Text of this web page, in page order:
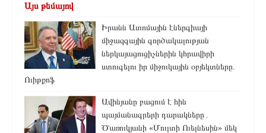
Այս թեմայով
Իրանն Ատոմային էներգիայի
միջազգային գործակալության
ներկայացուցիչներին կհրավիրի
ստուգելու իր միջուկային օբյեկտները.
Ուիթքոֆ
Ավինյանը բացում է հին
պայմանագրերի դարակները․
Ծառուկյանի «Մուլտի Ուելնեսին» մեկ